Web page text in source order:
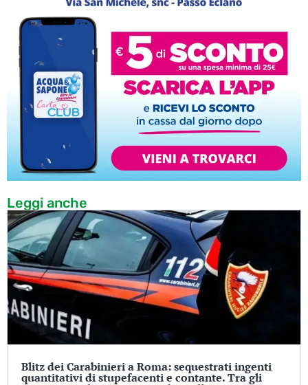
Leggi anche
Blitz dei Carabinieri a Roma: sequestrati ingenti
quantitativi di stupefacenti e contante. Tra gli